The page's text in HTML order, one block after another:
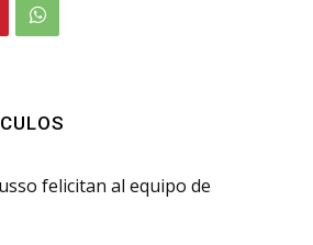
felicitan al equipo de